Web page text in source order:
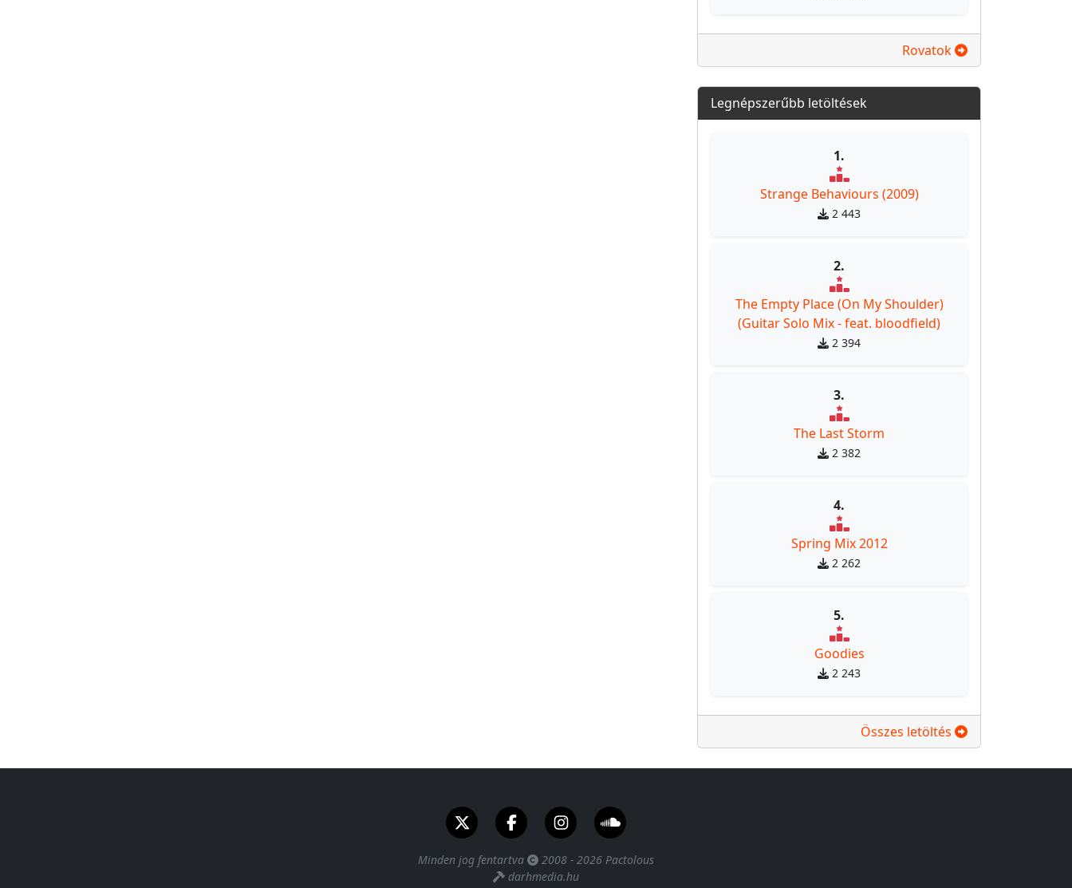
Rovatok
Legnépszerűbb letöltések
1.
Strange Behaviours (2009)
2 443
2.
The Empty Place (On My Shoulder)
(Guitar Solo Mix - feat. bloodfield)
2 394
3.
The Last Storm
2 382
4.
Spring Mix 2012
2 262
5.
Goodies
2 243
Összes letöltés
Minden jog fentartva
2008 - 2026 Pactolous
darhmedia.hu